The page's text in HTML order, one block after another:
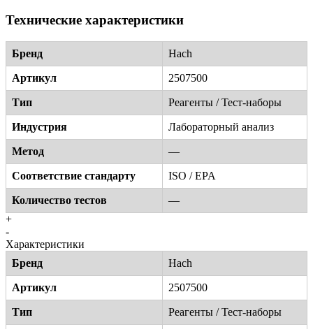
Технические характеристики
Бренд Hach
Артикул 2507500
Тип Реагенты / Тест-наборы
Индустрия Лабораторный анализ
Метод —
Соответствие стандарту ISO / EPA
Количество тестов
—
+
-
Характеристики
Бренд
Hach
Артикул 2507500
Тип Реагенты / Тест-наборы